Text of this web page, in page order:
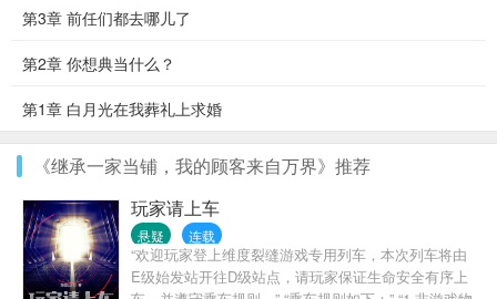
第3章 前任们都去哪儿了
第2章 你想典当什么？
第1章 白月光在我葬礼上求婚
《继承一家当铺，我的顾客来自万界》推荐
玩家请上车
悬疑 连载
“欢迎玩家登上维度裂缝游戏专用列车，本次列车将由
E级始发站开往D级站点，请玩家保证生命安全有序上